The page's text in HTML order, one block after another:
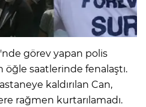
görev yapan polis
saatlerinde fenalaştı.
kaldırılan Can,
rağmen kurtarılamadı.